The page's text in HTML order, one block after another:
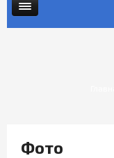
Опросы и анкеты
Фото